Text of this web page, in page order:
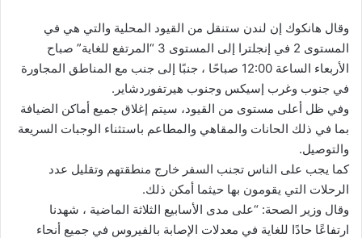
وقال هانكوك إن لندن ستنقل من القيود المحلية والتي هي في
المستوى 2 في إنجلترا إلى المستوى 3 “المرتفع للغاية” صباح
الأربعاء الساعة 12:00 صباحًا ، جنبًا إلى جنب مع المناطق المجاورة
في جنوب وغرب إسيكس وجنوب هيرتفوردشاير.
وفي ظل أعلى مستوى من القيود، سيتم إغلاق جميع أماكن الضيافة
بما في ذلك الحانات والمقاهي والمطاعم باستثناء الوجبات السريعة
والتوصيل.
كما يجب على الناس تجنب السفر خارج منطقتهم وتقليل عدد
الرحلات التي يقومون بها حيثما أمكن ذلك.
وقال وزير الصحة: “على مدى الأسابيع الثلاثة الماضية ، شهدنا
ارتفاعًا حادًا للغاية في معدلات الإصابة بالفيروس في جميع أنحاء